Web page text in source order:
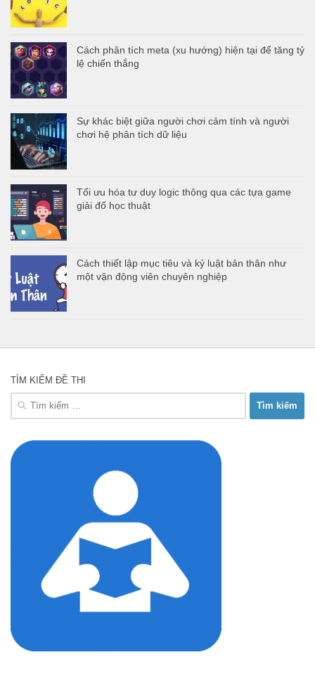
Cách phân tích meta (xu hướng) hiện tại để tăng tỷ
lệ chiến thắng
Sự khác biệt giữa người chơi cảm tính và người
chơi hệ phân tích dữ liệu
Tối ưu hóa tư duy logic thông qua các tựa game
giải đố học thuật
Cách thiết lập mục tiêu và kỷ luật bản thân như
một vận động viên chuyên nghiệp
TÌM KIẾM ĐỀ THI
Tìm